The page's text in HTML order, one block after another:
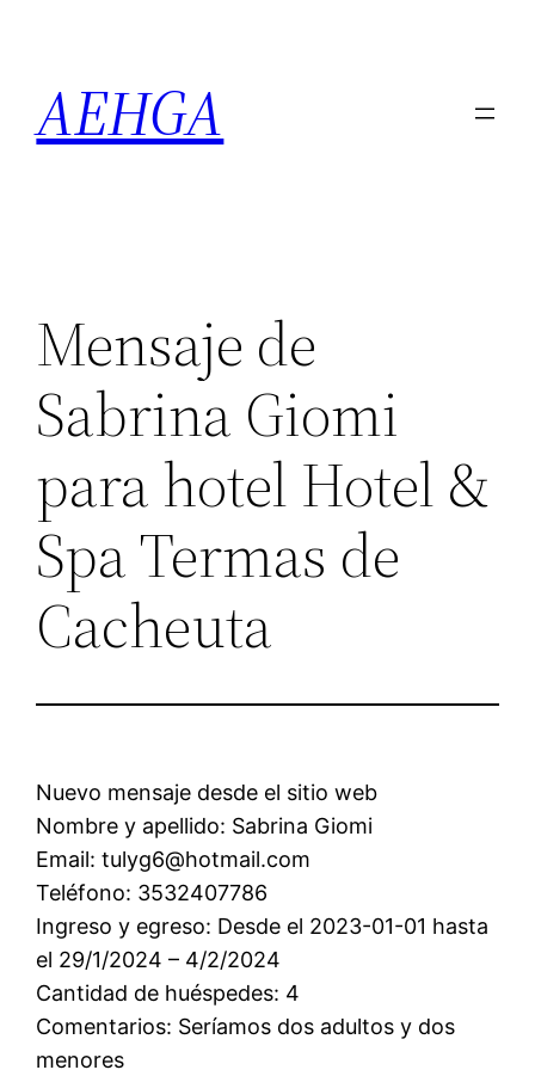
contenido
AEHGA
Mensaje de
Sabrina Giomi
para hotel Hotel &
Spa Termas de
Cacheuta
Nuevo mensaje desde el sitio web
Nombre y apellido: Sabrina Giomi
Email: tulyg6@hotmail.com
Teléfono: 3532407786
Ingreso y egreso: Desde el 2023-01-01 hasta
el 29/1/2024 – 4/2/2024
Cantidad de huéspedes: 4
Comentarios: Seríamos dos adultos y dos
menores